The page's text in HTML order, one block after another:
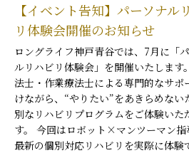
【イベント告知】パーソナル
リ体験会開催のお知らせ
ロングライフ神戸青谷では、7月に「
ルリハビリ体験会」を開催いたします
法士・作業療法士による専門的なサポ
けながら、“やりたい”をあきらめない
別なリハビリプログラムをご体験いた
す。 今回はロボット×マンツーマン指
最新の個別対応リハビリを実際に体験